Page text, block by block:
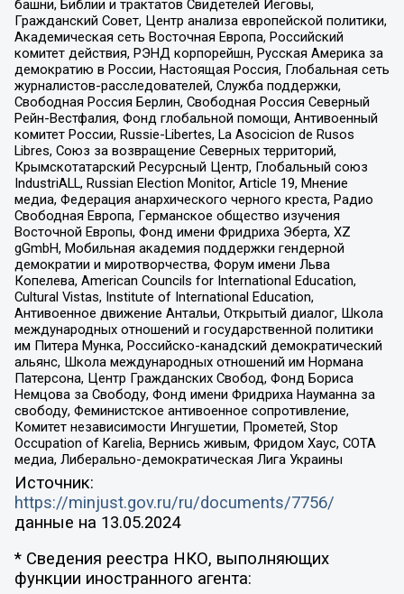
башни, Библии и трактатов Свидетелей Иеговы,
Гражданский Совет, Центр анализа европейской политики,
Академическая сеть Восточная Европа, Российский
комитет действия, РЭНД корпорейшн, Русская Америка за
демократию в России, Настоящая Россия, Глобальная сеть
журналистов-расследователей, Служба поддержки,
Свободная Россия Берлин, Свободная Россия Северный
Рейн-Вестфалия, Фонд глобальной помощи, Антивоенный
комитет России, Russie-Libertes, La Asocicion de Rusos
Libres, Союз за возвращение Северных территорий,
Крымскотатарский Ресурсный Центр, Глобальный союз
IndustriALL, Russian Election Monitor, Article 19, Мнение
медиа, Федерация анархического черного креста, Радио
Свободная Европа, Германское общество изучения
Восточной Европы, Фонд имени Фридриха Эберта, XZ
gGmbH, Мобильная академия поддержки гендерной
демократии и миротворчества, Форум имени Льва
Копелева, American Councils for International Education,
Cultural Vistas, Institute of International Education,
Антивоенное движение Антальи, Открытый диалог, Школа
международных отношений и государственной политики
им Питера Мунка, Российско-канадский демократический
альянс, Школа международных отношений им Нормана
Патерсона, Центр Гражданских Свобод, Фонд Бориса
Немцова за Свободу, Фонд имени Фридриха Науманна за
свободу, Феминистское антивоенное сопротивление,
Комитет независимости Ингушетии, Прометей, Stop
Occupation of Karelia, Вернись живым, Фридом Хаус, СОТА
медиа, Либерально-демократическая Лига Украины
Источник:
https://minjust.gov.ru/ru/documents/7756/
данные на 13.05.2024
* Сведения реестра НКО, выполняющих
функции иностранного агента: